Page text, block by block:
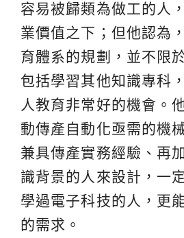
容易被歸類為做工的人
業價值之下；但他認為
育體系的規劃，並不限
包括學習其他知識專科
人教育非常好的機會。
動傳產自動化亟需的機
兼具傳產實務經驗、再
識背景的人來設計，一
學過電子科技的人，更
的需求。